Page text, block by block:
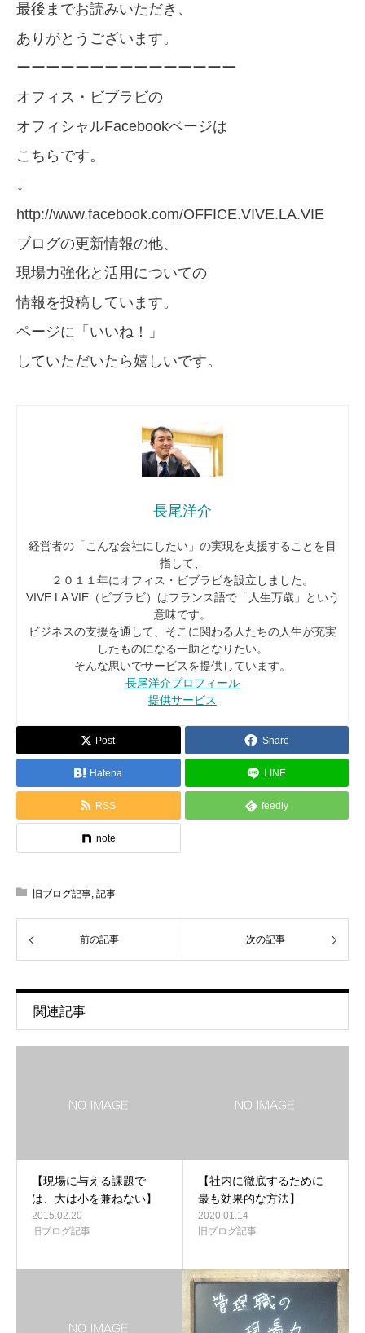
最後までお読みいただき、
ありがとうございます。
ーーーーーーーーーーーーーーー
オフィス・ビブラビの
オフィシャルFacebookページは
こちらです。
↓
http://www.facebook.com/OFFICE.VIVE.LA.VIE
ブログの更新情報の他、
現場力強化と活用についての
情報を投稿しています。
ページに「いいね！」
していただいたら嬉しいです。
長尾洋介
経営者の「こんな会社にしたい」の実現を支援することを目
指して、
２０１１年にオフィス・ビブラビを設立しました。
VIVE LA VIE（ビブラビ）はフランス語で「人生万歳」という
意味です。
ビジネスの支援を通して、そこに関わる人たちの人生が充実
したものになる一助となりたい。
そんな思いでサービスを提供しています。
長尾洋介プロフィール
提供サービス
Post Share
Hatena LINE
RSS feedly
note
旧ブログ記事 記事
前の記事 次の記事
関連記事
【現場に与える課題で
は、大は小を兼ねない】
2015.02.20
旧ブログ記事
【社内に徹底するために
最も効果的な方法】
2020.01.14
旧ブログ記事